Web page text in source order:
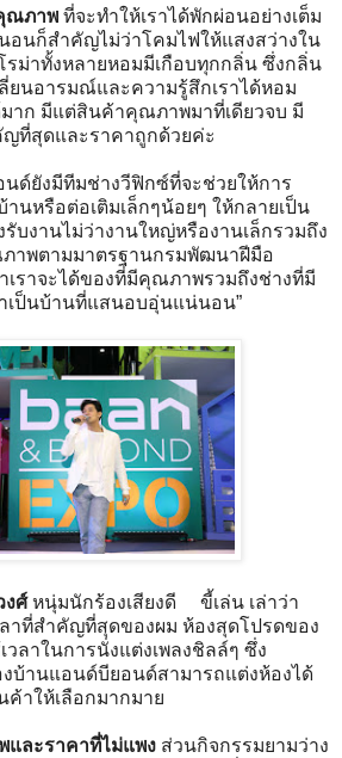
ณภาพ ที่จะทำให้เราได้พักผ่อนอย่างเต็ม
อนก็สำคัญไม่ว่าโคมไฟให้แสงสว่างใน
ม่าทั้งหลายหอมมีเกือบทุกกลิ่น ซึ่งกลิ่น
ยนอารมณ์และความรู้สึกเราได้หอม
าก มีแต่สินค้าคุณภาพมาที่เดียวจบ มี
ที่สุดและราคาถูกด้วยค่ะ
ด์ยังมีทีมช่างวีฟิกซ์ที่จะช่วยให้การ
นหรือต่อเติมเล็กๆน้อยๆ ให้กลายเป็น
รับงานไม่ว่างานใหญ่หรืองานเล็กรวมถึง
าพตามมาตรฐานกรมพัฒนาฝีมือ
เราจะได้ของที่มีคุณภาพรวมถึงช่างที่มี
เป็นบ้านที่แสนอบอุ่นแน่นอน”
งศ์หนุ่มนักร้องเสียงดี ขี้เล่น เล่าว่า
ลาที่สำคัญที่สุดของผม ห้องสุดโปรดของ
วลาในการนั่งแต่งเพลงชิลล์ๆ ซึ่ง
บ้านแอนด์บียอนด์สามารถแต่งห้องได้
ค้าให้เลือกมากมาย
ละราคาที่ไม่แพง ส่วนกิจกรรมยามว่าง